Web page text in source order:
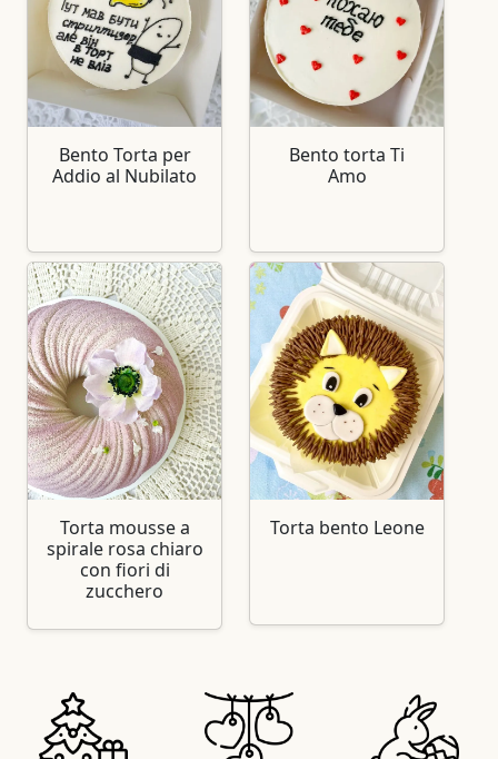
Bento Torta per
Addio al Nubilato
Bento torta Ti
Amo
Torta mousse a
spirale rosa chiaro
con fiori di
zucchero
Torta bento Leone